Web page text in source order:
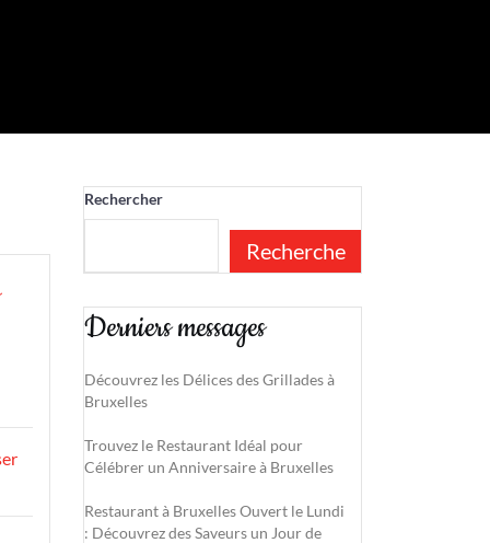
Rechercher
Recherche
Derniers messages
Découvrez les Délices des Grillades à
Bruxelles
Trouvez le Restaurant Idéal pour
Célébrer un Anniversaire à Bruxelles
Restaurant à Bruxelles Ouvert le Lundi
: Découvrez des Saveurs un Jour de